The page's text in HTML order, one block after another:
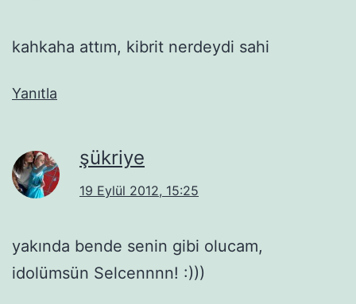
kahkaha attım, kibrit nerdeydi sahi
Yanıtla
şükriye
19 Eylül 2012, 15:25
yakında bende senin gibi olucam,
idolümsün Selcennnn! :)))